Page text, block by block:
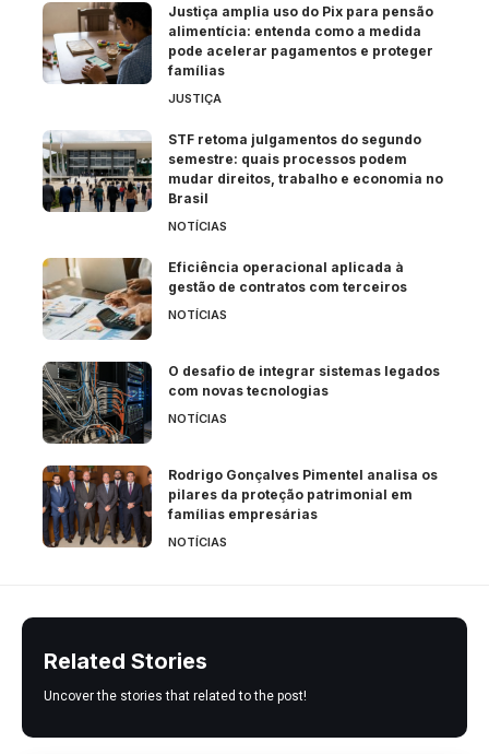
Justiça amplia uso do Pix para pensão
alimentícia: entenda como a medida
pode acelerar pagamentos e proteger
famílias
JUSTIÇA
STF retoma julgamentos do segundo
semestre: quais processos podem
mudar direitos, trabalho e economia no
Brasil
NOTÍCIAS
Eficiência operacional aplicada à
gestão de contratos com terceiros
NOTÍCIAS
O desafio de integrar sistemas legados
com novas tecnologias
NOTÍCIAS
Rodrigo Gonçalves Pimentel analisa os
pilares da proteção patrimonial em
famílias empresárias
NOTÍCIAS
Related Stories
Uncover the stories that related to the post!